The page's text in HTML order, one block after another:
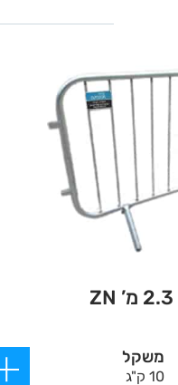
משקל
10 ק"ג